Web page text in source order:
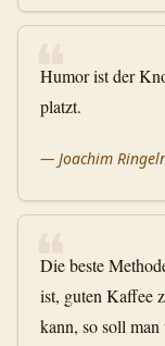
❝
Humor ist der
platzt.
— Joachim
❝
Die beste
ist, guten Kaffee
kann, so soll man